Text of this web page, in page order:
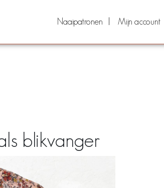
Naaipatronen Mijn account
blikvanger